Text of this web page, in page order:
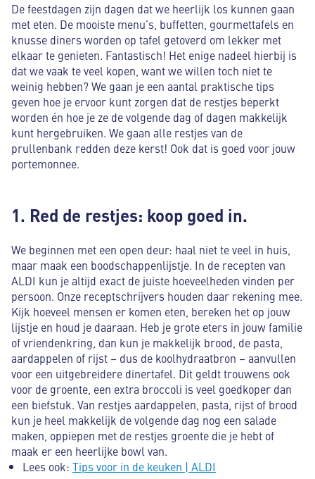
De feestdagen zijn dagen dat we heerlijk los kunnen gaan
met eten. De mooiste menu’s, buffetten, gourmettafels en
knusse diners worden op tafel getoverd om lekker met
elkaar te genieten. Fantastisch! Het enige nadeel hierbij is
dat we vaak te veel kopen, want we willen toch niet te
weinig hebben? We gaan je een aantal praktische tips
geven hoe je ervoor kunt zorgen dat de restjes beperkt
worden én hoe je ze de volgende dag of dagen makkelijk
kunt hergebruiken. We gaan alle restjes van de
prullenbank redden deze kerst! Ook dat is goed voor jouw
portemonnee.
1. Red de restjes: koop goed in.
We beginnen met een open deur: haal niet te veel in huis,
maar maak een boodschappenlijstje. In de recepten van
ALDI kun je altijd exact de juiste hoeveelheden vinden per
persoon. Onze receptschrijvers houden daar rekening mee.
Kijk hoeveel mensen er komen eten, bereken het op jouw
lijstje en houd je daaraan. Heb je grote eters in jouw familie
of vriendenkring, dan kun je makkelijk brood, de pasta,
aardappelen of rijst – dus de koolhydraatbron – aanvullen
voor een uitgebreidere dinertafel. Dit geldt trouwens ook
voor de groente, een extra broccoli is veel goedkoper dan
een biefstuk. Van restjes aardappelen, pasta, rijst of brood
kun je heel makkelijk de volgende dag nog een salade
maken, oppiepen met de restjes groente die je hebt of
maak er een heerlijke bowl van.
Lees ook: Tips voor in de keuken | ALDI